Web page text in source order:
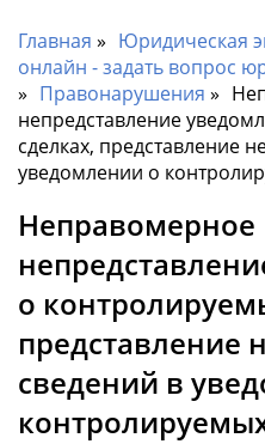
Главная
Юридическая
онлайн - задать вопрос
Правонарушения
непредставление
сделках, представление
уведомлении о
Неправомерное
о
представление
сведений в